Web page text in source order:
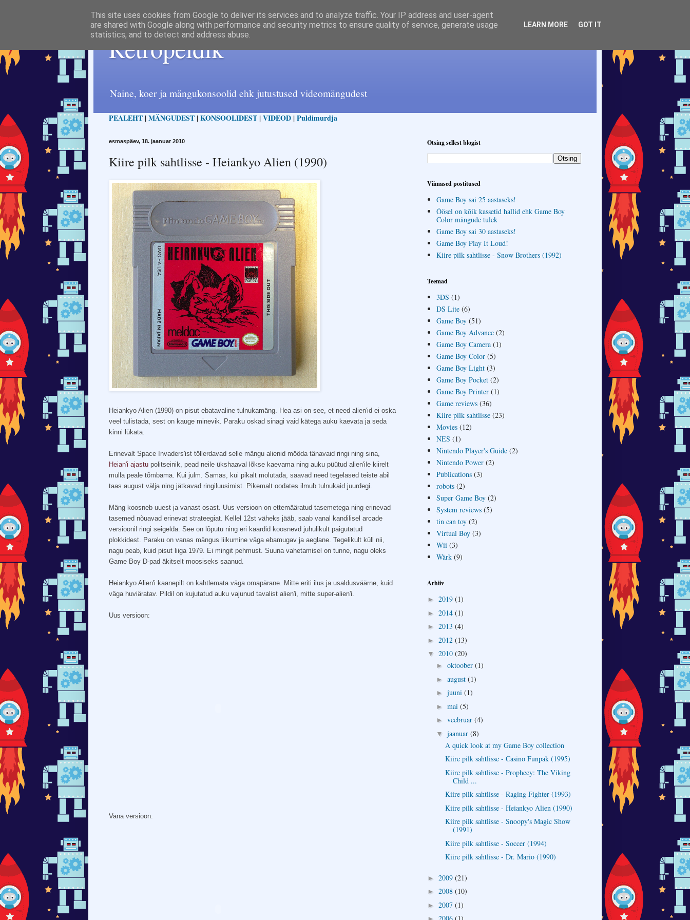
Retropeldik
Naine, koer ja mängukonsoolid ehk jutustused videomängudest
PEALEHT |MÄNGUDEST |KONSOOLIDEST |VIDEOD |Puldimurdja
esmaspäev, 18. jaanuar 2010
Kiire pilk sahtlisse - Heiankyo Alien (1990)
Heiankyo Alien (1990) on pisut ebatavaline tulnukamäng. Hea asi on see, et need alien'id ei oska
veel tulistada, sest on kauge minevik. Paraku oskad sinagi vaid kätega auku kaevata ja seda
kinni lükata.
Erinevalt Space Invaders'ist töllerdavad selle mängu alienid mööda tänavaid ringi ning sina,
Heian'i ajastu politseinik, pead neile ükshaaval lõkse kaevama ning auku püütud alien'ile kiirelt
mulla peale tõmbama. Kui julm. Samas, kui pikalt molutada, saavad need tegelased teiste abil
taas august välja ning jätkavad ringiluusimist. Pikemalt oodates ilmub tulnukaid juurdegi.
Mäng koosneb uuest ja vanast osast. Uus versioon on ettemääratud tasemetega ning erinevad
tasemed nõuavad erinevat strateegiat. Kellel 12st väheks jääb, saab vanal kandilisel arcade
versioonil ringi seigelda. See on lõputu ning eri kaardid koosnevd juhulikult paigutatud
plokkidest. Paraku on vanas mängus liikumine väga ebamugav ja aeglane. Tegelikult küll nii,
nagu peab, kuid pisut liiga 1979. Ei mingit pehmust. Suuna vahetamisel on tunne, nagu oleks
Game Boy D-pad äkitselt moosiseks saanud.
Heiankyo Alien'i kaanepilt on kahtlemata väga omapärane. Mitte eriti ilus ja usaldusväärne, kuid
väga huviäratav. Pildil on kujutatud auku vajunud tavalist alien'i, mitte super-alien'i.
Uus versioon:
Vana versioon:
Otsing sellest blogist
Viimased postitused
Game Boy sai 25 aastaseks!
Öösel on kõik kassetid hallid ehk Game Boy
Color mängude tulek
Game Boy sai 30 aastaseks!
Game Boy Play It Loud!
Kiire pilk sahtlisse - Snow Brothers (1992)
Teemad
3DS (1)
DS Lite (6)
Game Boy (51)
Game Boy Advance (2)
Game Boy Camera (1)
Game Boy Color (5)
Game Boy Light (3)
Game Boy Pocket (2)
Game Boy Printer (1)
Game reviews (36)
Kiire pilk sahtlisse (23)
Movies (12)
NES (1)
Nintendo Player's Guide (2)
Nintendo Power (2)
Publications (3)
robots (2)
Super Game Boy (2)
System reviews (5)
tin can toy (2)
Virtual Boy (3)
Wii (3)
Wärk (9)
Arhiiv
► 2019 (1)
► 2014 (1)
► 2013 (4)
► 2012 (13)
▼ 2010 (20)
► oktoober (1)
► august (1)
► juuni (1)
► mai (5)
► veebruar (4)
▼ jaanuar (8)
A quick look at my Game Boy collection
Kiire pilk sahtlisse - Casino Funpak (1995)
Kiire pilk sahtlisse - Prophecy: The Viking
Child ...
Kiire pilk sahtlisse - Raging Fighter (1993)
Kiire pilk sahtlisse - Heiankyo Alien (1990)
Kiire pilk sahtlisse - Snoopy's Magic Show
(1991)
Kiire pilk sahtlisse - Soccer (1994)
Kiire pilk sahtlisse - Dr. Mario (1990)
► 2009 (21)
► 2008 (10)
► 2007 (1)
This site uses cookies from Google to deliver its services and to analyze traffic. Your IP address and user-agent
are shared with Google along with performance and security metrics to ensure quality of service, generate usage
statistics, and to detect and address abuse.
LEARN MORE GOT IT